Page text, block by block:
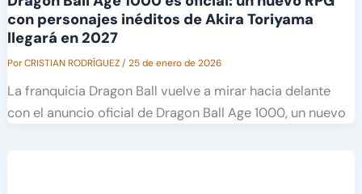
con personajes inéditos de Akira Toriyama
llegará en 2027
PorCRISTIAN RODRÍGUEZ/25 de enero de 2026
La franquicia Dragon Ball vuelve a mirar hacia delante
con el anuncio oficial de Dragon Ball Age 1000, un nuevo